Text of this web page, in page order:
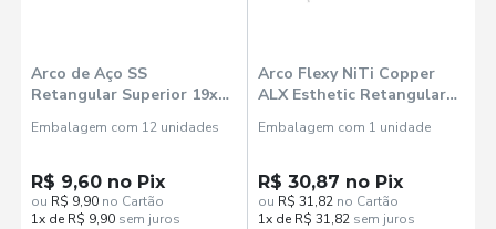
Arco de Aço SS
Retangular Superior 19x25
Embalagem com 12 unidades
R$ 9,60 no Pix
ou R$ 9,90 no Cartão
1x de R$ 9,90 sem juros
Arco Flexy NiTi Copper
ALX Esthetic Retangular
Embalagem com 1 unidade
R$ 30,87 no Pix
ou R$ 31,82 no Cartão
1x de R$ 31,82 sem juros